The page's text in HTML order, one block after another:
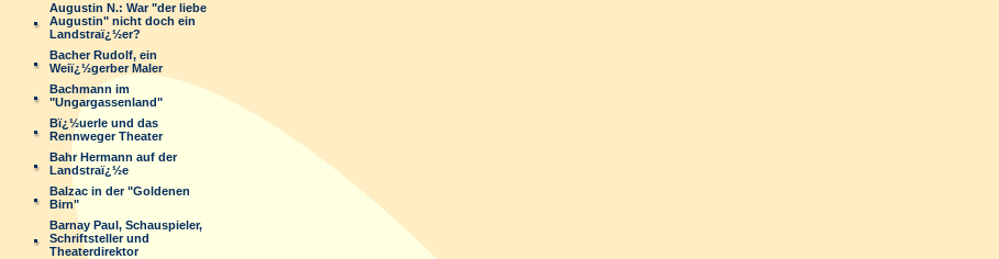
Augustin N.: War "der liebe
Augustin" nicht doch ein
Landstraï¿½er?
Bacher Rudolf, ein
Weiï¿½gerber Maler
Bachmann im
"Ungargassenland"
Bï¿½uerle und das
Rennweger Theater
Bahr Hermann auf der
Landstraï¿½e
Balzac in der "Goldenen
Birn"
Barnay Paul, Schauspieler,
Schriftsteller und
Theaterdirektor